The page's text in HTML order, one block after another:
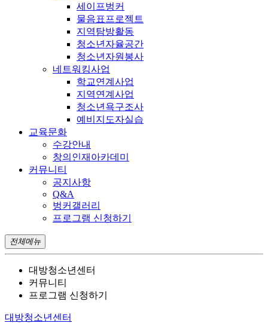
세이프벙커
물음표프로젝트
지역탐방활동
청소년자율공간
청소년자원봉사
네트워킹사업
학교연계사업
지역연계사업
청소년욕구조사
예비지도자실습
교육문화
수강안내
창의인재아카데미
커뮤니티
공지사항
Q&A
벙커갤러리
프로그램 신청하기
전체메뉴
대방청소년센터
커뮤니티
프로그램 신청하기
대방청소년센터